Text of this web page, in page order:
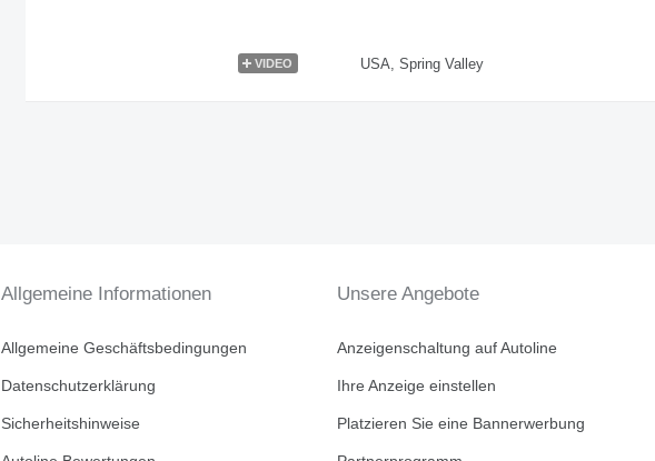
VIDEO USA, Spring Valley
Allgemeine Informationen
Allgemeine Geschäftsbedingungen
Datenschutzerklärung
Sicherheitshinweise
Unsere Angebote
Anzeigenschaltung auf Autoline
Ihre Anzeige einstellen
Platzieren Sie eine Bannerwerbung